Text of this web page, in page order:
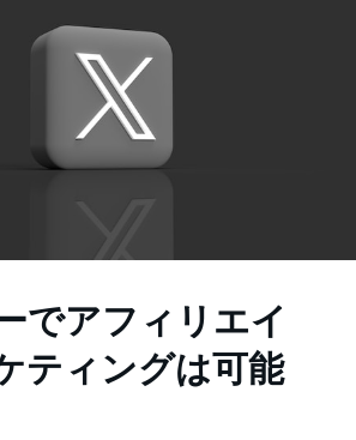
でアフィリエイ
ティングは可能